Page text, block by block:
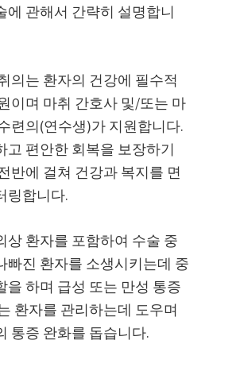
에 관해서 간략히 설명합니
의는 환자의 건강에 필수적
이며 마취 간호사 및/또는 마
련의(연수생)가 지원합니다.
고 편안한 회복을 보장하기
반에 걸쳐 건강과 복지를 면
링합니다.
상 환자를 포함하여 수술 중
빠진 환자를 소생시키는데 중
을 하며 급성 또는 만성 통증
환자를 관리하는데 도우며
통증 완화를 돕습니다.